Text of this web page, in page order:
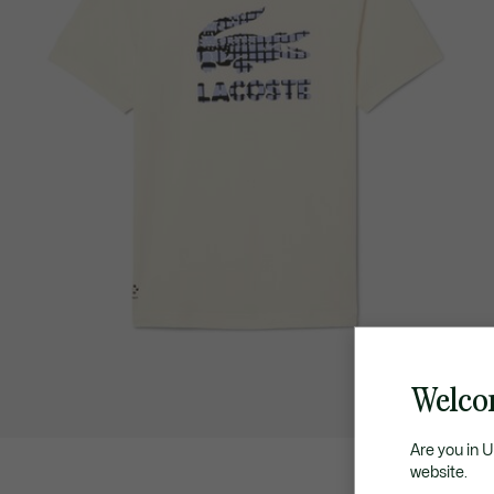
Are you in
website.